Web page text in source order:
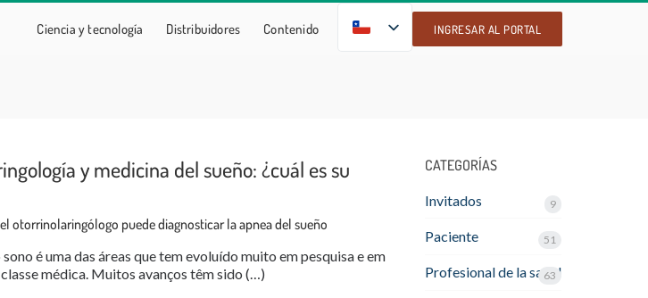
Ciencia y tecnología Distribuidores Contenido INGRESAR AL PORTAL
y medicina del sueño: ¿cuál es su
otorrinolaringólogo puede diagnosticar la apnea del sueño
é uma das áreas que tem evoluído muito em pesquisa e em
médica. Muitos avanços têm sido (…)
CATEGORÍAS
Invitados 9
Paciente 51
Profesional de la salud
63